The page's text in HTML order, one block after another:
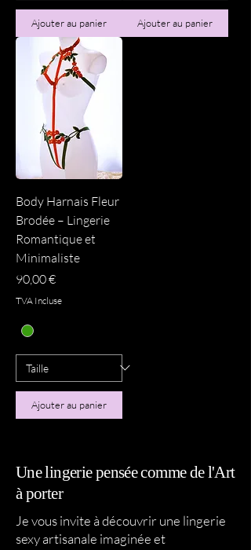
Ajouter au panier Ajouter au panier
Body Harnais Fleur
Brodée – Lingerie
Romantique et
Minimaliste
Prix
90,00 €
TVA Incluse
Ajouter au panier
Une lingerie pensée comme de l'Art
à porter
Je vous invite à découvrir une lingerie
sexy artisanale imaginée et